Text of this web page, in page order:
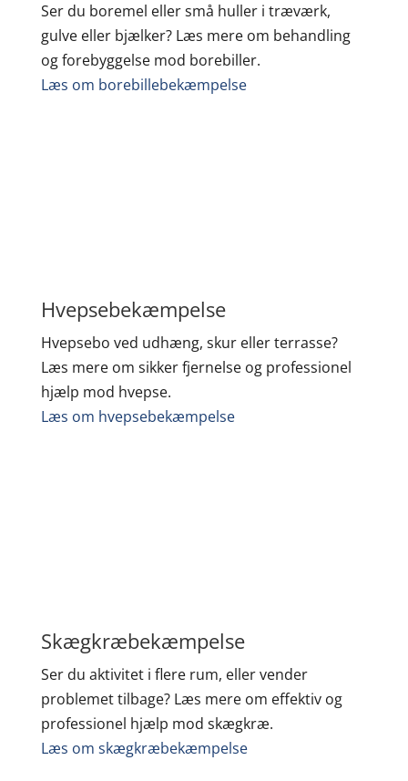
Ser du boremel eller små huller i træværk,
gulve eller bjælker? Læs mere om behandling
og forebyggelse mod borebiller.
Læs om borebillebekæmpelse
Hvepsebekæmpelse
Hvepsebo ved udhæng, skur eller terrasse?
Læs mere om sikker fjernelse og professionel
hjælp mod hvepse.
Læs om hvepsebekæmpelse
Skægkræbekæmpelse
Ser du aktivitet i flere rum, eller vender
problemet tilbage? Læs mere om effektiv og
professionel hjælp mod skægkræ.
Læs om skægkræbekæmpelse